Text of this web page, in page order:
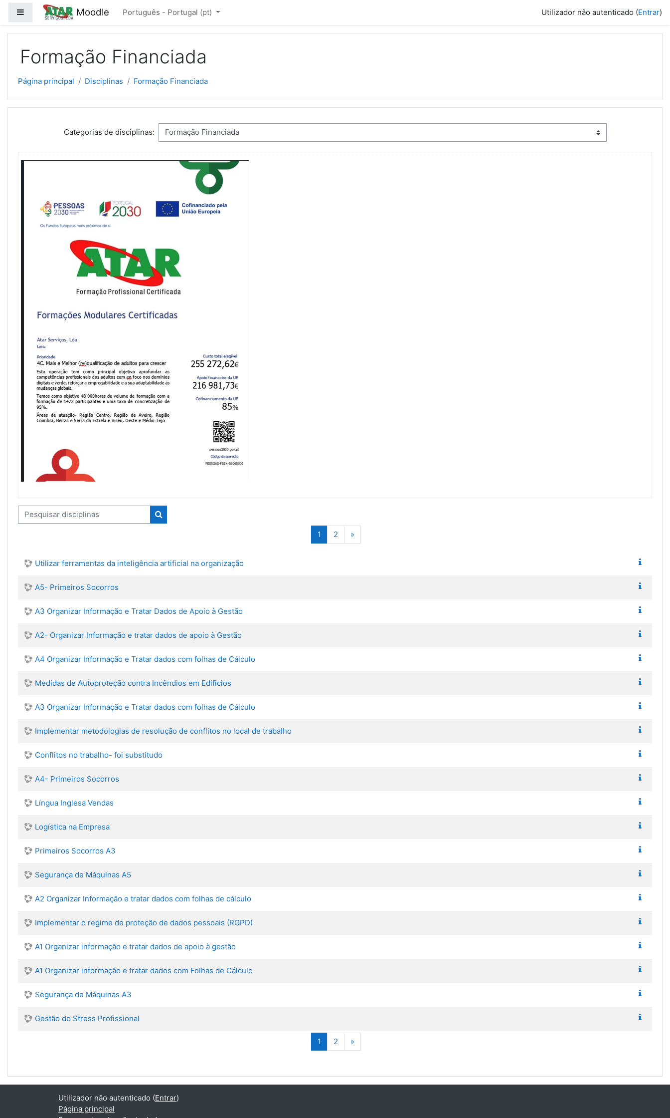
Ir para o conteúdo principal
Painel lateral Moodle Português - Portugal ‎(pt)‎ Utilizador não autenticado (Entrar)
Formação Financiada
Página principal Disciplinas Formação Financiada
Categorias de disciplinas:
Pesquisar disciplinas
Pesquisar disciplinas
1 (atual)
2 »Seguinte
Utilizar ferramentas da inteligência artificial na organização
A5- Primeiros Socorros
A3 Organizar Informação e Tratar Dados de Apoio à Gestão
A2- Organizar Informação e tratar dados de apoio à Gestão
A4 Organizar Informação e Tratar dados com folhas de Cálculo
Medidas de Autoproteção contra Incêndios em Edificios
A3 Organizar Informação e Tratar dados com folhas de Cálculo
Implementar metodologias de resolução de conflitos no local de trabalho
Conflitos no trabalho- foi substitudo
A4- Primeiros Socorros
Língua Inglesa Vendas
Logística na Empresa
Primeiros Socorros A3
Segurança de Máquinas A5
A2 Organizar Informação e tratar dados com folhas de cálculo
Implementar o regime de proteção de dados pessoais (RGPD)
A1 Organizar informação e tratar dados de apoio à gestão
A1 Organizar informação e tratar dados com Folhas de Cálculo
Segurança de Máquinas A3
Gestão do Stress Profissional
1 (atual)
2 »Seguinte
Utilizador não autenticado (Entrar)
Página principal